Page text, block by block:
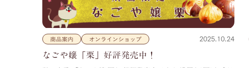
商品案内 オンラインショップ 2025.10.24
なごや嬢「栗」好評発売中！